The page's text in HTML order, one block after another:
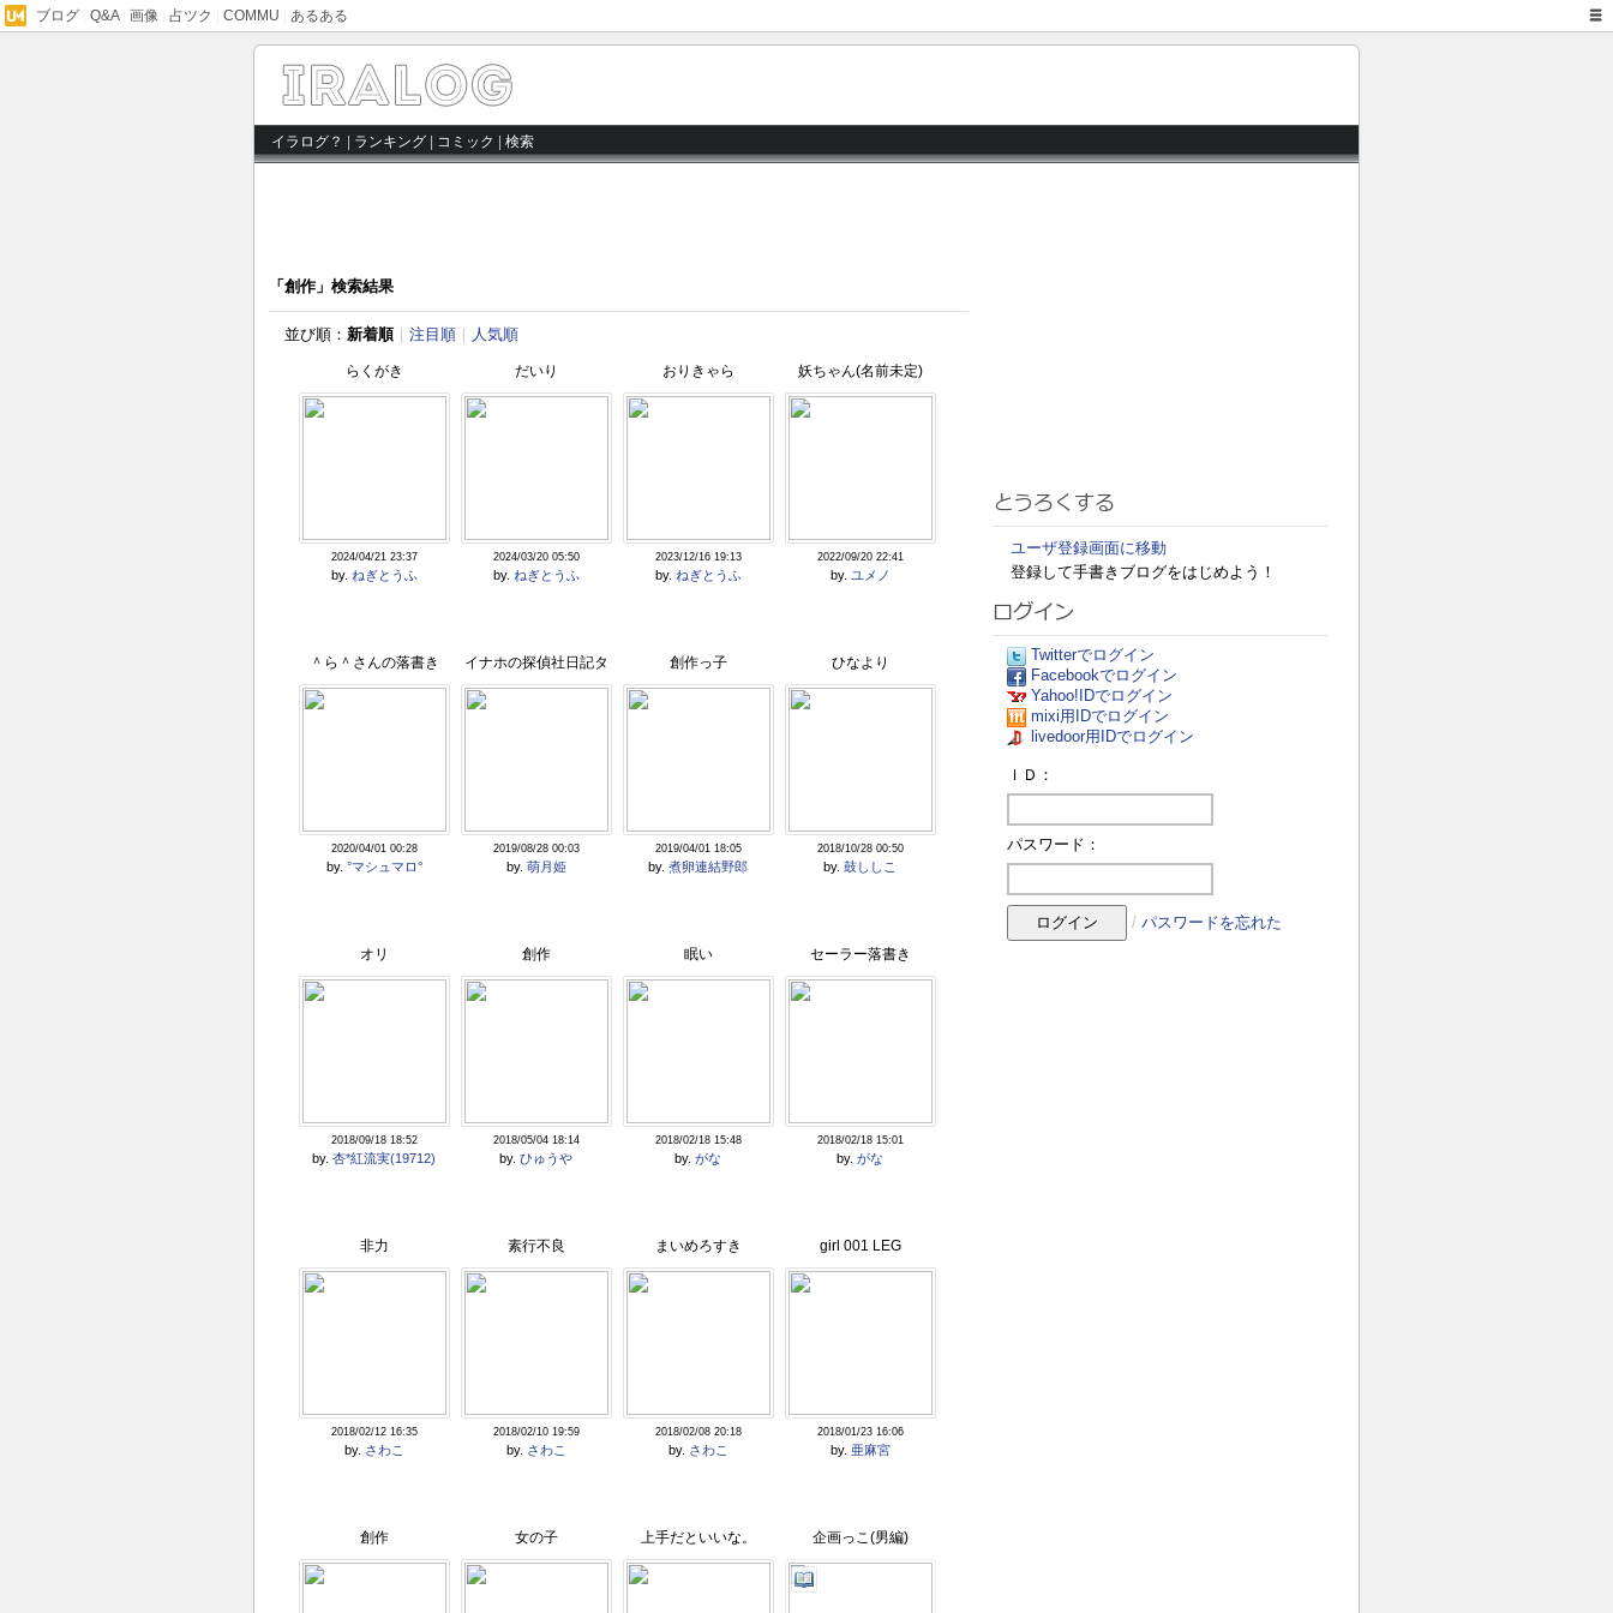
ブログ Q&A| 画像 占ツク COMMU あるある
イラログ？ ランキング コミック 検索
「創作」検索結果
並び順： 新着順｜ 注目順 人気順
らくがき
2024/04/21 23:37
by. ねぎとうふ
だいり
2024/03/20 05:50
by. ねぎとうふ
おりきゃら
2023/12/16 19:13
by. ねぎとうふ
妖ちゃん(名前未定)
2022/09/20 22:41
by. ユメノ
＾ら＾さんの落書き
2020/04/01 00:28
by. °マシュマロ°
イナホの探偵社日記タ
2019/08/28 00:03
by. 萌月姫
創作っ子
2019/04/01 18:05
by. 煮卵連結野郎
ひなより
2018/10/28 00:50
by. 鼓ししこ
オリ
2018/09/18 18:52
by. 杏*紅流実(19712)
創作
2018/05/04 18:14
by. ひゅうや
眠い
2018/02/18 15:48
by. がな
セーラー落書き
2018/02/18 15:01
by. がな
非力
2018/02/12 16:35
by. さわこ
素行不良
2018/02/10 19:59
by. さわこ
まいめろすき
2018/02/08 20:18
by. さわこ
girl 001 LEG
2018/01/23 16:06
by. 亜麻宮
創作 女の子 上手だといいな。 企画っこ(男編)
ユーザ登録画面に移動
登録して手書きブログをはじめよう！
Twitterでログイン
Facebookでログイン
Yahoo!IDでログイン
mixi用IDでログイン
livedoor用IDでログイン
ＩＤ：
パスワード：
/ パスワードを忘れた